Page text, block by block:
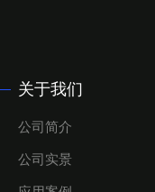
关于我们
公司简介
公司实景